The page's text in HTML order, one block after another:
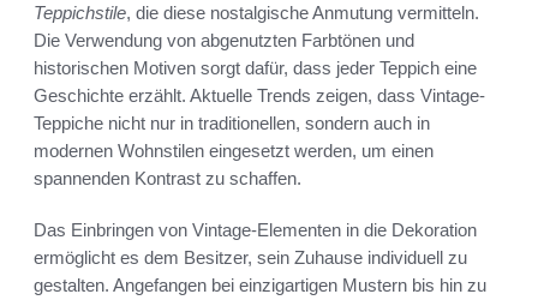
Teppichstile, die diese nostalgische Anmutung vermitteln.
Die Verwendung von abgenutzten Farbtönen und
historischen Motiven sorgt dafür, dass jeder Teppich eine
Geschichte erzählt. Aktuelle Trends zeigen, dass Vintage-
Teppiche nicht nur in traditionellen, sondern auch in
modernen Wohnstilen eingesetzt werden, um einen
spannenden Kontrast zu schaffen.
Das Einbringen von Vintage-Elementen in die Dekoration
ermöglicht es dem Besitzer, sein Zuhause individuell zu
gestalten. Angefangen bei einzigartigen Mustern bis hin zu